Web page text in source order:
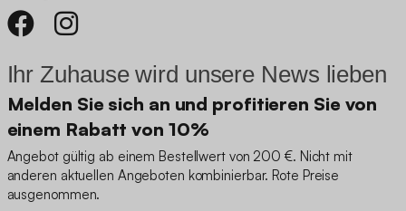
Ihr Zuhause wird unsere News lieben
Melden Sie sich an und profitieren Sie von
einem Rabatt von 10%
Angebot gültig ab einem Bestellwert von 200 €. Nicht mit
anderen aktuellen Angeboten kombinierbar. Rote Preise
ausgenommen.